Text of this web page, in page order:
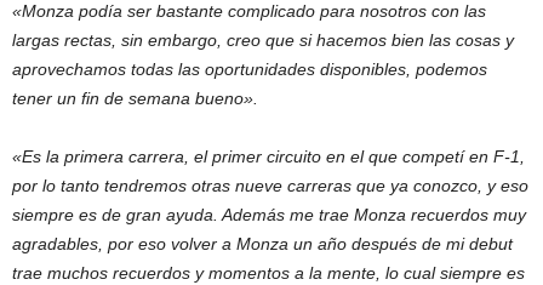
«Monza podía ser bastante complicado para nosotros con las
largas rectas, sin embargo, creo que si hacemos bien las cosas y
aprovechamos todas las oportunidades disponibles, podemos
tener un fin de semana bueno».
«Es la primera carrera, el primer circuito en el que competí en F-1,
por lo tanto tendremos otras nueve carreras que ya conozco, y eso
siempre es de gran ayuda. Además me trae Monza recuerdos muy
agradables, por eso volver a Monza un año después de mi debut
trae muchos recuerdos y momentos a la mente, lo cual siempre es